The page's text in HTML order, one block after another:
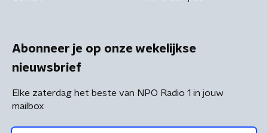
Abonneer je op onze wekelijkse
nieuwsbrief
Elke zaterdag het beste van NPO Radio 1 in jouw
mailbox